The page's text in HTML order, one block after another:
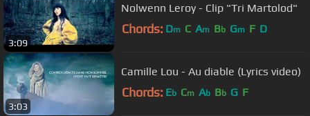
3:09
Nolwenn Leroy - Clip "Tri Martolod"
Chords: Dm C Am Bb Gm F D
3:03
Camille Lou - Au diable (Lyrics video)
Chords: Eb Cm Ab Bb G F